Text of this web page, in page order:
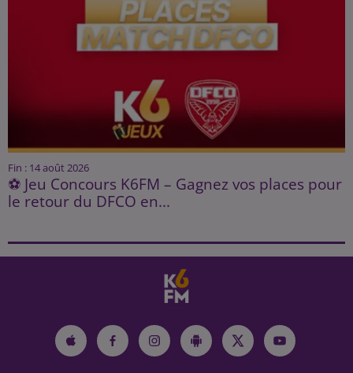
Fin : 14 août 2026
⚽ Jeu Concours K6FM – Gagnez vos places pour
le retour du DFCO en...